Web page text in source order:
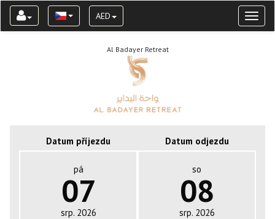
AED
Al Badayer Retreat
Datum příjezdu Datum odjezdu
pá
07
srp. 2026
so
08
srp. 2026